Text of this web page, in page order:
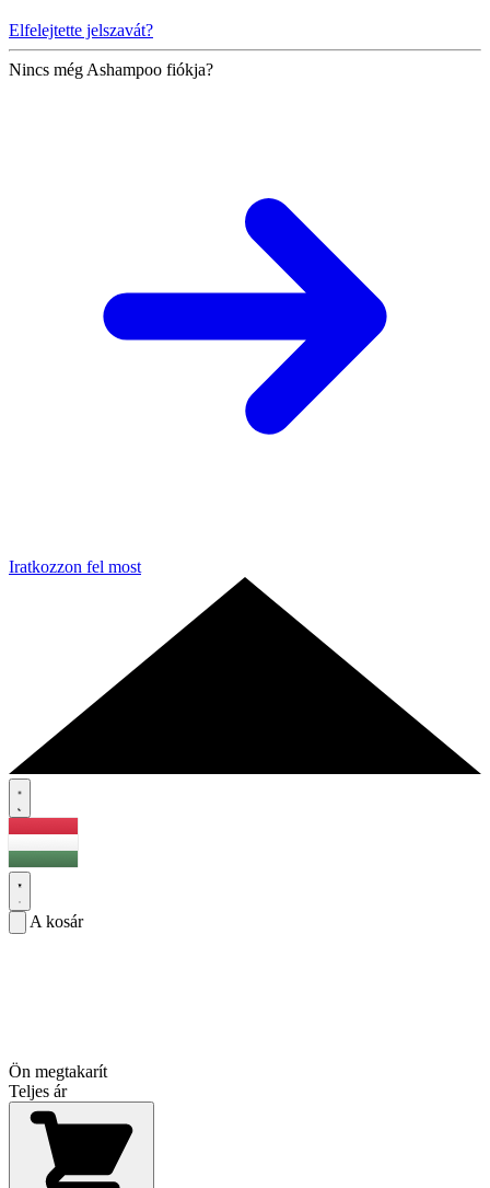
Elfelejtette jelszavát?
Nincs még Ashampoo fiókja?
Iratkozzon fel most
A kosár
Ön megtakarít
Teljes ár